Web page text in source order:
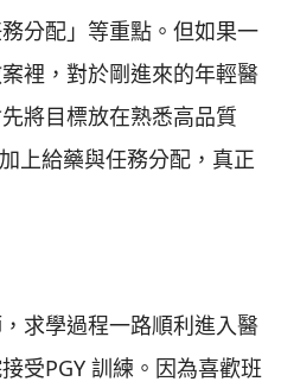
分配」等重點。但如果一
裡，對於剛進來的年輕醫
將目標放在熟悉高品質
上給藥與任務分配，真正
求學過程一路順利進入醫
受PGY 訓練。因為喜歡班